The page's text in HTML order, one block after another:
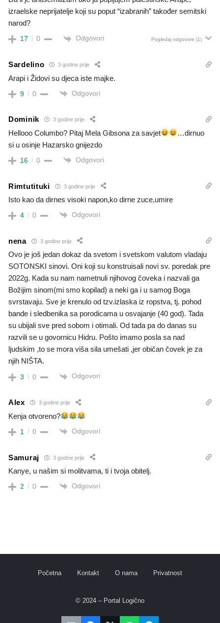
izraelske neprijatelje koji su poput “izabranih” također semitski
narod?
17 0 Odgovori Pogledaj odgovore (1)
Sardelino 3 godine prije
Arapi i Židovi su djeca iste majke.
9 0 Odgovori
Dominik 3 godine prije
Hellooo Columbo? Pitaj Mela Gibsona za savjet
…dirnuo
si u osinje Hazarsko gnijezdo
16 0 Odgovori
Rimtutituki 3 godine prije
Isto kao da dirnes visoki napon,ko dirne zuce,umire
4 0 Odgovori
nena 3 godine prije
Ovo je još jedan dokaz da svetom i svetskom valutom vladaju
SOTONSKI sinovi. Oni koji su konstruisali novi sv. poredak pre
2022g. Kada su nam nametnuli njihovog čoveka i nazvali ga
Božijim sinom(mi smo kopilad) a neki ga i u samog Boga
svrstavaju. Sve je krenulo od tzv.izlaska iz ropstva, tj. pohod
bande i sledbenika sa porodicama u osvajanje (40 god). Tada
su ubijali sve pred sobom i otimali. Od tada pa do danas su
razvili se u govornicu Hidru. Pošto imamo posla sa nad
ljudskim ,to se mora viša sila umešati ,jer običan čovek je za
njih NIŠTA.
3 0 Odgovori
Alex 3 godine prije
Kenja otvoreno?
1 0 Odgovori
Samuraj 3 godine prije
Kanye, u našim si molitvama, ti i tvoja obitelj.
2 0 Odgovori
Početna Kontakt O nama Privatnost
© 2024 – Portal Logično